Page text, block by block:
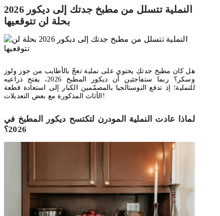
النملية تتسلل من مطبخ جدتك إلى ديكور 2026
بحلة لن تتوقعيها
هل كان مطبخ جدتكِ يحتوي على نملية تعجّ بالأطايب من جوز ولوز
وسكر؟ ربما ستفاجئين أن ديكور المطبخ 2026، يفتح ذراعيه
للنملية؛ إذ تدفع النوستالجيا بالمصمّمين الكبار إلى استعادة قطعة
الأثاث المذكورة مع بعض التعديلات!
لماذا عادت النملية المودرن لتكتسح ديكور المطبخ في
2026؟